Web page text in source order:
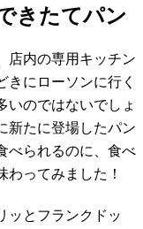
きたてパン
店内の専用キッチン
きにローソンに行く
いのではないでしょ
新たに登場したパン
べられるのに、食べ
ってみました！
ッとフランクドッ